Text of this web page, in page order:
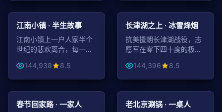
家庭
42:15
江南小镇 · 半生故事
江南小镇上一户人家半个
世纪的悲欢离合，每一年
事。144,938 8.5
战争
99:39
长津湖之上 · 冰雪烽烟
抗美援朝长津湖战役，志
愿军在零下四十度的极寒
歌。144,396 8.5
喜剧
99:12
春节回家路 · 一家人 都市
99:29
老北京涮锅 · 一桌人